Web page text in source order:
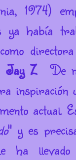
1974)
había
Jay Z. De
inspiración
actual.
" y es
ha